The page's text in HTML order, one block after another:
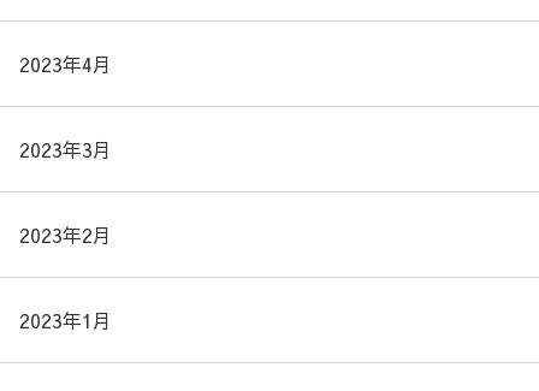
2023年4月
2023年3月
2023年2月
2023年1月